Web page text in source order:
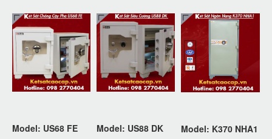
Model: US68 FE
Model: US88 DK
Model: K370 NHA1